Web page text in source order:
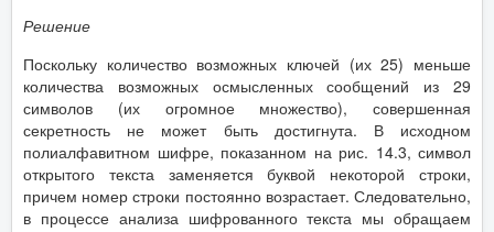
Решение
Поскольку количество возможных ключей (их 25) меньше
количества возможных осмысленных сообщений из 29
символов (их огромное множество), совершенная
секретность не может быть достигнута. В исходном
полиалфавитном шифре, показанном на рис. 14.3, символ
открытого текста заменяется буквой некоторой строки,
причем номер строки постоянно возрастает. Следовательно,
в процессе анализа шифрованного текста мы обращаем